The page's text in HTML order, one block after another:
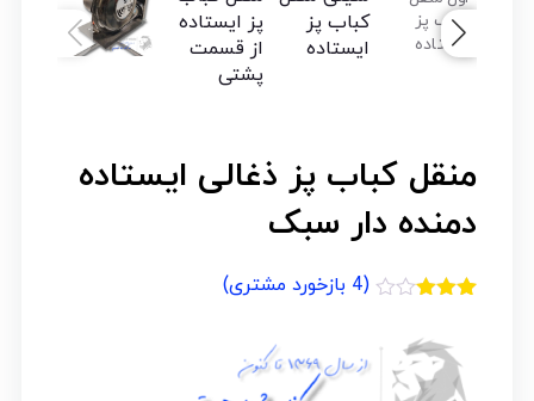
منقل کباب پز ذغالی ایستاده
دمنده دار سبک
5 در
امتیازدهی
مشتری
(
4 بازخورد مشتری)